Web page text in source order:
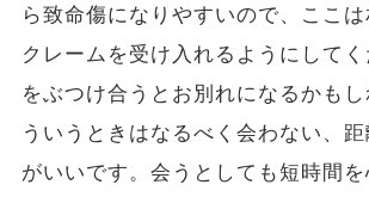
ら致命傷になりやすいので、ここ
クレームを受け入れるようにして
をぶつけ合うとお別れになるかも
ういうときはなるべく会わない、
がいいです。会うとしても短時間